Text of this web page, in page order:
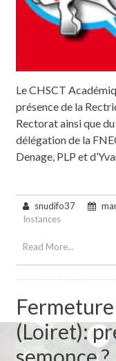
Le CHSCT
présence de la
Rectorat ainsi que
délégation de la
Denage, PLP et
snudifo37
Instances
Read More...
Fermeture
(Loiret):
semonce ?